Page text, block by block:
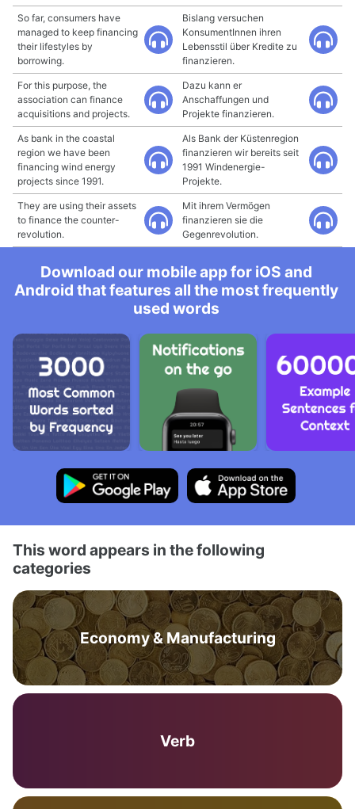
So far, consumers have
managed to keep financing
their lifestyles by
borrowing.
Bislang versuchen
KonsumentInnen ihren
Lebensstil über Kredite zu
finanzieren.
For this purpose, the
association can finance
acquisitions and projects.
Dazu kann er
Anschaffungen und
Projekte finanzieren.
As bank in the coastal
region we have been
financing wind energy
projects since 1991.
Als Bank der Küstenregion
finanzieren wir bereits seit
1991 Windenergie-
Projekte.
They are using their assets
to finance the counter-
revolution.
Mit ihrem Vermögen
finanzieren sie die
Gegenrevolution.
Download our mobile app for iOS and
Android that features all the most frequently
used words
This word appears in the following
categories
Economy & Manufacturing
Verb